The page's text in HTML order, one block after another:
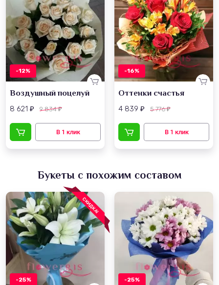
-12%
Воздушный поцелуй
8 621 ₽ 9 834₽
-16%
Оттенки счастья
4 839 ₽ 5 776₽
Букеты с похожим составом
СКИДКА!
-25% -25%